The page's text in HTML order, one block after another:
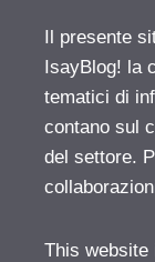
Il presente
IsayBlog! la
tematici di
contano sul
del settore.
This website